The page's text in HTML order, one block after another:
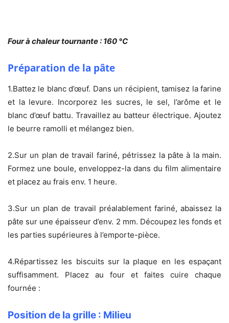
Four à chaleur tournante : 160 °C
Préparation de la pâte
1.Battez le blanc d’œuf. Dans un récipient, tamisez la farine
et la levure. Incorporez les sucres, le sel, l’arôme et le
blanc d’œuf battu. Travaillez au batteur électrique. Ajoutez
le beurre ramolli et mélangez bien.
2.Sur un plan de travail fariné, pétrissez la pâte à la main.
Formez une boule, enveloppez-la dans du film alimentaire
et placez au frais env. 1 heure.
3.Sur un plan de travail préalablement fariné, abaissez la
pâte sur une épaisseur d’env. 2 mm. Découpez les fonds et
les parties supérieures à l’emporte-pièce.
4.Répartissez les biscuits sur la plaque en les espaçant
suffisamment. Placez au four et faites cuire chaque
fournée :
Position de la grille : Milieu